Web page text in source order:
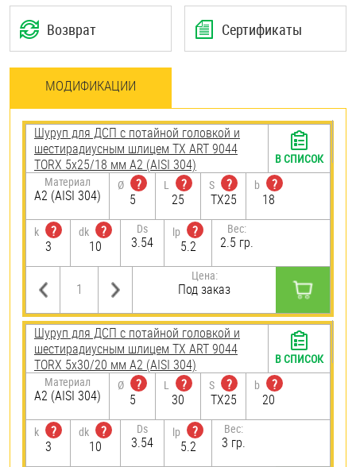
Возврат Сертификаты
МОДИФИКАЦИИ
Шуруп для ДСП с потайной головкой и
шестирадиусным шлицем TX ART 9044
TORX 5х25/18 мм А2 (AISI 304)
Материал
А2 (AISI 304)
Ø
?
5
L
?
25
S
?
TX25
b
?
18
k
?
3
dk
?
10
Ds
3.54
lp
?
5.2
Вес:
2.5 гр.
Цена:
Под заказ
В СПИСОК
Шуруп для ДСП с потайной головкой и
шестирадиусным шлицем TX ART 9044
TORX 5х30/20 мм А2 (AISI 304)
Материал
А2 (AISI 304)
Ø
?
5
L
?
30
S
?
TX25
b
?
20
k
?
3
dk
?
10
Ds
3.54
lp
?
5.2
Вес:
3 гр.
В СПИСОК